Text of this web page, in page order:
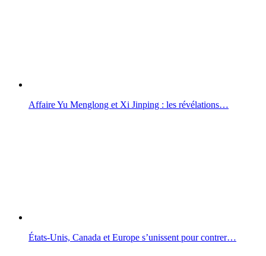
Affaire Yu Menglong et Xi Jinping : les révélations…
États-Unis, Canada et Europe s’unissent pour contrer…